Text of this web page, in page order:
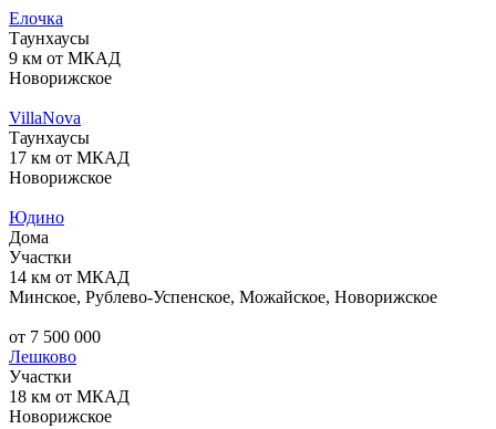
Елочка
Таунхаусы
9 км от МКАД
Новорижское
VillaNova
Таунхаусы
17 км от МКАД
Новорижское
Юдино
Дома
Участки
14 км от МКАД
Минское, Рублево-Успенское, Можайское, Новорижское
от 7 500 000
Лешково
Участки
18 км от МКАД
Новорижское